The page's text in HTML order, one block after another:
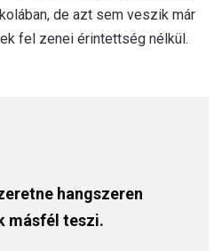
de azt sem veszik már
fel zenei érintettség nélkül.
hangszeren
másfél teszi.